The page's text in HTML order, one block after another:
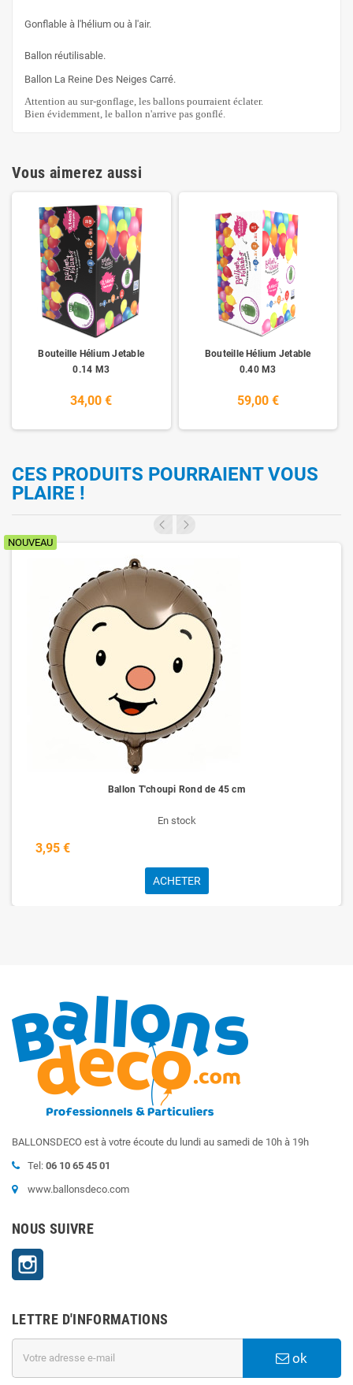
Gonflable à l'hélium ou à l'air.
Ballon réutilisable.
Ballon La Reine Des Neiges Carré.
Attention au sur-gonflage, les ballons pourraient éclater.
Bien évidemment, le ballon n'arrive pas gonflé.
Vous aimerez aussi
Bouteille Hélium Jetable
0.14 M3
34,00 €
Bouteille Hélium Jetable
0.40 M3
59,00 €
CES PRODUITS POURRAIENT VOUS
PLAIRE !
NOUVEAU
Ballon T'choupi Rond de 45 cm
En stock
3,95 €
ACHETER
BALLONSDECO est à votre écoute du lundi au samedi de 10h à 19h
Tel: 06 10 65 45 01
www.ballonsdeco.com
NOUS SUIVRE
LETTRE D'INFORMATIONS
ok